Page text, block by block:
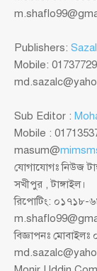
Publishers:
Mobile:
Sub Editor :
Mobile :
masum@
যোগাযোগঃ নিউজ
সখীপুর , টাঙ্গাইল।
রিপোটিং: ০১৭১৮-
বিজ্ঞাপনঃ